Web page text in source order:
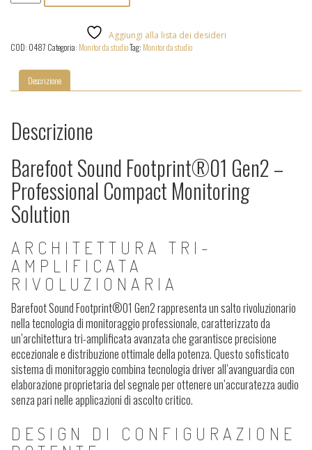
-
01
Gen
(coppia)
quantità
Aggiungi alla lista dei desideri
COD: 0487 Categoria: Monitor da studioTag: Monitor da studio
Descrizione
Descrizione
Barefoot Sound Footprint®01 Gen2 –
Professional Compact Monitoring
Solution
ARCHITETTURA TRI-
AMPLIFICATA
RIVOLUZIONARIA
Barefoot Sound Footprint®01 Gen2 rappresenta un salto rivoluzionario
nella tecnologia di monitoraggio professionale, caratterizzato da
un’architettura tri-amplificata avanzata che garantisce precisione
eccezionale e distribuzione ottimale della potenza. Questo sofisticato
sistema di monitoraggio combina tecnologia driver all’avanguardia con
elaborazione proprietaria del segnale per ottenere un’accuratezza audio
senza pari nelle applicazioni di ascolto critico.
DESIGN DI CONFIGURAZIONE